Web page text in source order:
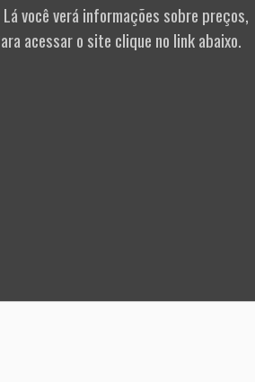
Lá você verá informações sobre preços,
acessar o site clique no link abaixo.